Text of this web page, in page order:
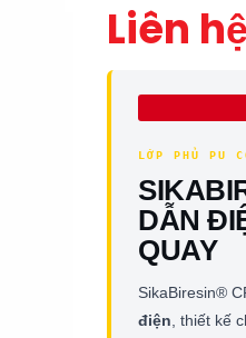
Liên hệ
LỚP PHỦ PU
DẪN
QUAY
SikaBiresin®
điện , thiết kế